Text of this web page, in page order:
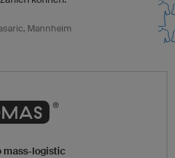
Mannheim
mass-logistic